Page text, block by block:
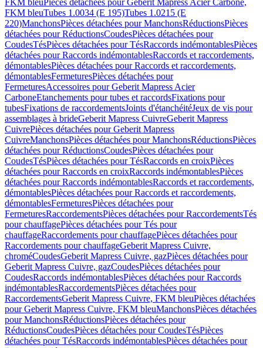
FKM bleuPièces détachées pour Geberit Mapress Acier Carbone,
FKM bleuTubes 1.0034 (E 195)Tubes 1.0215 (E
220)ManchonsPièces détachées pour ManchonsRéductionsPièces
détachées pour RéductionsCoudesPièces détachées pour
CoudesTésPièces détachées pour TésRaccords indémontablesPièces
détachées pour Raccords indémontablesRaccords et raccordements,
démontablesPièces détachées pour Raccords et raccordements,
démontablesFermeturesPièces détachées pour
FermeturesAccessoires pour Geberit Mapress Acier
CarboneEtanchements pour tubes et raccordsFixations pour
tubesFixations de raccordementsJoints d'étanchéitéJeux de vis pour
assemblages à brideGeberit Mapress CuivreGeberit Mapress
CuivrePièces détachées pour Geberit Mapress
CuivreManchonsPièces détachées pour ManchonsRéductionsPièces
détachées pour RéductionsCoudesPièces détachées pour
CoudesTésPièces détachées pour TésRaccords en croixPièces
détachées pour Raccords en croixRaccords indémontablesPièces
détachées pour Raccords indémontablesRaccords et raccordements,
démontablesPièces détachées pour Raccords et raccordements,
démontablesFermeturesPièces détachées pour
FermeturesRaccordementsPièces détachées pour RaccordementsTés
pour chauffagePièces détachées pour Tés pour
chauffageRaccordements pour chauffagePièces détachées pour
Raccordements pour chauffageGeberit Mapress Cuivre,
chroméCoudesGeberit Mapress Cuivre, gazPièces détachées pour
Geberit Mapress Cuivre, gazCoudesPièces détachées pour
CoudesRaccords indémontablesPièces détachées pour Raccords
indémontablesRaccordementsPièces détachées pour
RaccordementsGeberit Mapress Cuivre, FKM bleuPièces détachées
pour Geberit Mapress Cuivre, FKM bleuManchonsPièces détachées
pour ManchonsRéductionsPièces détachées pour
RéductionsCoudesPièces détachées pour CoudesTésPièces
détachées pour TésRaccords indémontablesPièces détachées pour